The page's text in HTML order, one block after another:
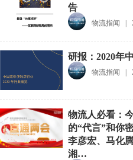
告
物流指闻
研报：2020年
物流指闻
物流人必看：
的“代言”和你
李彦宏、马化
湘…
四川宜宾首发中老国际货运列车
2026-08-05
亚马逊遭新泽西州提告，被指涉嫌
2026-08-05
DHL集团二季度营收净利两位数双